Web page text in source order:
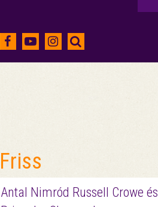
Friss
Antal Nimród Russell Crowe és